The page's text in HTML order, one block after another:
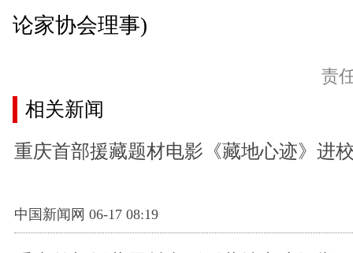
论家协会理事)
责
相关新闻
重庆首部援藏题材电影《藏地心迹》进
中国新闻网 06-17 08:19